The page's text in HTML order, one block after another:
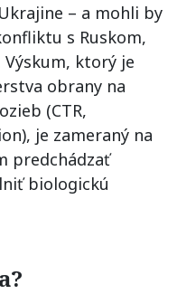
– a mohli by
s Ruskom,
ktorý je
obrany na
(CTR,
je zameraný na
predchádzať
biologickú